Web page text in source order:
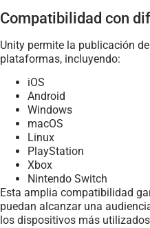
Compatibilidad con
Unity permite la publicación
plataformas, incluyendo:
iOS
Android
Windows
macOS
Linux
PlayStation
Xbox
Nintendo Switch
Esta amplia compatibilidad
puedan alcanzar una
los dispositivos más